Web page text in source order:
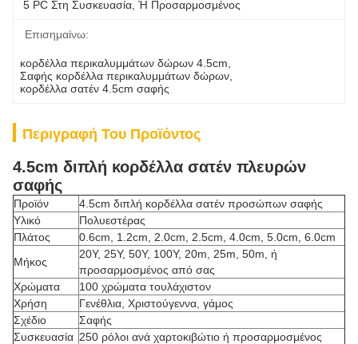
5 PC Στη Συσκευασία, Ή Προσαρμοσμένος
Επισημαίνω:
κορδέλλα περικαλυμμάτων δώρων 4.5cm
Σαφής κορδέλλα περικαλυμμάτων δώρων
κορδέλλα σατέν 4.5cm σαφής
Περιγραφή Του Προϊόντος
4.5cm διπλή κορδέλλα σατέν πλευρών
σαφής
Προϊόν
4.5cm διπλή κορδέλλα σατέν προσώπων σαφής
Υλικό
Πολυεστέρας
Πλάτος
0.6cm, 1.2cm, 2.0cm, 2.5cm, 4.0cm, 5.0cm, 6.0cm
Μήκος
20Y, 25Y, 50Y, 100Y, 20m, 25m, 50m, ή
προσαρμοσμένος από σας
Χρώματα
100 χρώματα τουλάχιστον
Χρήση
Γενέθλια, Χριστούγεννα, γάμος
Σχέδιο
Σαφής
Συσκευασία 250 ρόλοι ανά χαρτοκιβώτιο ή προσαρμοσμένος